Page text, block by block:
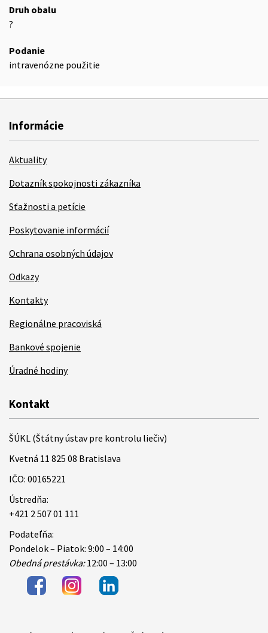
Druh obalu
?
Podanie
intravenózne použitie
Informácie
Aktuality
Dotazník spokojnosti zákazníka
Sťažnosti a petície
Poskytovanie informácií
Ochrana osobných údajov
Odkazy
Kontakty
Regionálne pracoviská
Bankové spojenie
Úradné hodiny
Kontakt
ŠÚKL (Štátny ústav pre kontrolu liečiv)
Kvetná 11 825 08 Bratislava
IČO: 00165221
Ústredňa:
+421 2 507 01 111
Podateľňa:
Pondelok – Piatok: 9:00 – 14:00
Obedná prestávka:12:00 – 13:00